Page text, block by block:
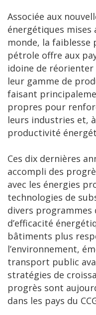
Associée aux
énergétiques
monde, la faiblesse
pétrole offre aux
idoine de
leur gamme de
faisant
propres pour
leurs industries et,
productivité
Ces dix dernières
accompli des
avec les énergies
technologies de
divers programmes
d’efficacité
bâtiments plus
l’environnement,
transport public
stratégies de
progrès sont
dans les pays du